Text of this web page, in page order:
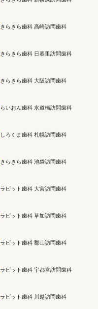
きらきら歯科 高崎訪問歯科
きらきら歯科 日暮里訪問歯科
きらきら歯科 大阪訪問歯科
らいおん歯科 水道橋訪問歯科
しろくま歯科 札幌訪問歯科
きらきら歯科 池袋訪問歯科
ラビット歯科 大宮訪問歯科
ラビット歯科 草加訪問歯科
ラビット歯科 郡山訪問歯科
ラビット歯科 宇都宮訪問歯科
ラビット歯科 川越訪問歯科